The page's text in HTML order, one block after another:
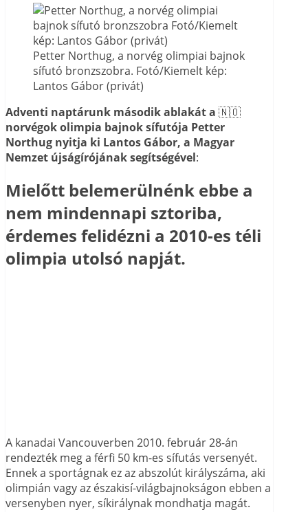
Petter Northug, a norvég olimpiai bajnok
sífutó bronzszobra. Fotó/Kiemelt kép:
Lantos Gábor (privát)
Adventi naptárunk második ablakát a 🇳🇴
norvégok olimpia bajnok sífutója Petter
Northug nyitja ki Lantos Gábor, a Magyar
Nemzet újságírójának segítségével:
Mielőtt belemerülnénk ebbe a
nem mindennapi sztoriba,
érdemes felidézni a 2010-es téli
olimpia utolsó napját.
A kanadai Vancouverben 2010. február 28-án
rendezték meg a férfi 50 km-es sífutás versenyét.
Ennek a sportágnak ez az abszolút királyszáma, aki
olimpián vagy az északisí-világbajnokságon ebben a
versenyben nyer, síkirálynak mondhatja magát.